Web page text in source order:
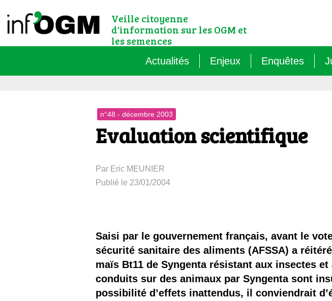
Veille citoyenne
d'information sur les OGM et
les semences
Actualités Enjeux
Le cadre réglementaire
Il y a semence…. et semence
Quels sont les avantages et
Enquêtes
Les micro-
n°48 - décembre 2003
Evaluation scientifique
Par Eric MEUNIER
Publié le 23/01/2004
Saisi par le gouvernement français, avant le
sécurité sanitaire des aliments (AFSSA) a
maïs Bt11 de Syngenta résistant aux insectes
conduits sur des animaux par Syngenta sont
possibilité d’effets inattendus, il conviendrait